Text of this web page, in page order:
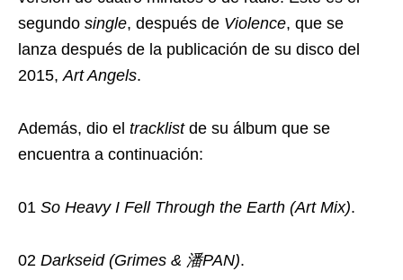
segundo single, después de Violence, que se
lanza después de la publicación de su disco del
2015,Art Angels.
Además, dio el tracklistde su álbum que se
encuentra a continuación:
01 So Heavy I Fell Through the Earth (Art Mix).
02 Darkseid (Grimes & 潘PAN).